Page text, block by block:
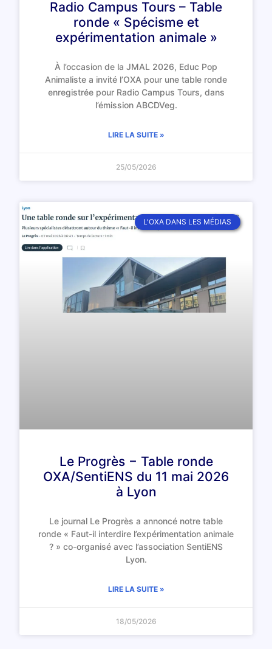
Radio Campus Tours – Table
ronde « Spécisme et
expérimentation animale »
À l’occasion de la JMAL 2026, Educ Pop
Animaliste a invité l’OXA pour une table ronde
enregistrée pour Radio Campus Tours, dans
l’émission ABCDVeg.
LIRE LA SUITE »
25/05/2026
L'OXA DANS LES MÉDIAS
Le Progrès − Table ronde
OXA/SentiENS du 11 mai 2026
à Lyon
Le journal Le Progrès a annoncé notre table
ronde « Faut-il interdire l’expérimentation animale
? » co-organisé avec l’association SentiENS
Lyon.
LIRE LA SUITE »
18/05/2026